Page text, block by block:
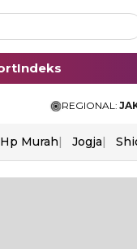
Indeks
REGIONAL:
Hp Murah Jogja